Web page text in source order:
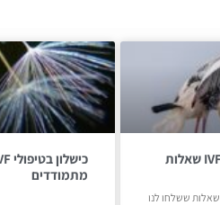
טיפולי פוריות IVF שאלות ששלחו לנו
מתמודדים